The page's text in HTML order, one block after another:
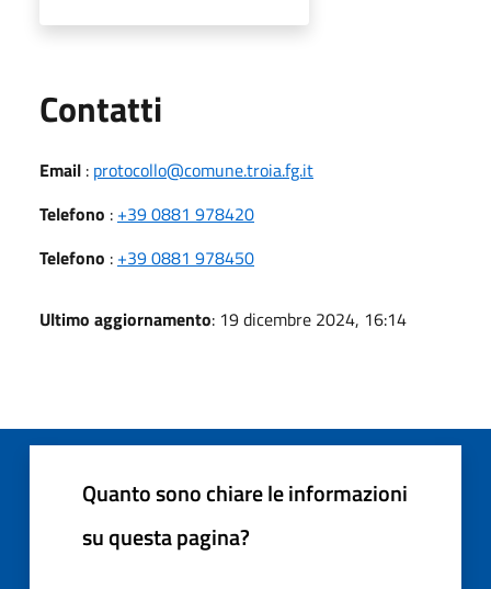
Contatti
Email : protocollo@comune.troia.fg.it
Telefono : +39 0881 978420
Telefono : +39 0881 978450
Ultimo aggiornamento: 19 dicembre 2024, 16:14
Quanto sono chiare le informazioni
su questa pagina?